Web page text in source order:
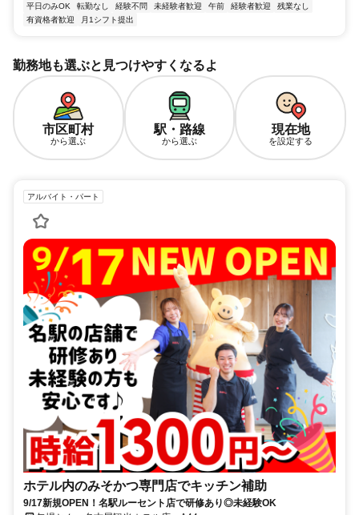
平日のみOK
転勤なし 経験不問 未経験者歓迎 午前 経験者歓迎
残業なし
有資格者歓迎
月1シフト提出
勤務地も選ぶと見つけやすくなるよ
市区町村
から選ぶ
駅・路線
から選ぶ
現在地
を設定する
アルバイト・パート
ホテル内のみそかつ専門店でキッチン補助
9/17新規OPEN！名駅ルーセント店で研修あり◎未経験OK